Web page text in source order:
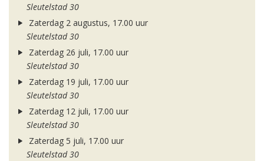
Sleutelstad 30
Zaterdag 2 augustus, 17.00 uur
Sleutelstad 30
Zaterdag 26 juli, 17.00 uur
Sleutelstad 30
Zaterdag 19 juli, 17.00 uur
Sleutelstad 30
Zaterdag 12 juli, 17.00 uur
Sleutelstad 30
Zaterdag 5 juli, 17.00 uur
Sleutelstad 30